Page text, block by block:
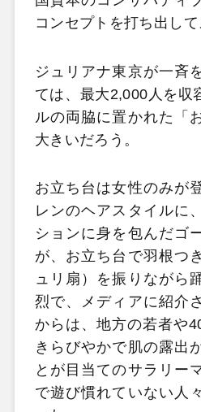
コンセプトを打ち出して
ジュリアナ東京が一斉
ては、最大2,000人を収
ルの両脇に置かれた「
大きいだろう。
お立ち台は女性のみが
レンのヘアスタイルに
ションに身を包んだゴ
が、お立ち台で羽根つ
ュリ扇）を振りながら
烈で、メディアに紹介
からは、地方の若者や
きらびやかで肌の露出
とが目当てのサラリー
で遊び慣れていない人